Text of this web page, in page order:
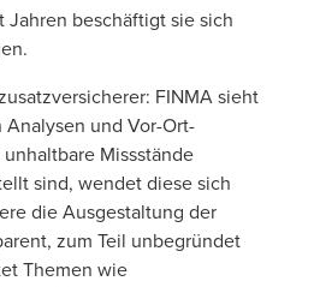
beschäftigt sie sich
FINMA sieht
und Vor-Ort-
Missstände
sind, wendet diese sich
die Ausgestaltung der
zum Teil unbegründet
Themen wie